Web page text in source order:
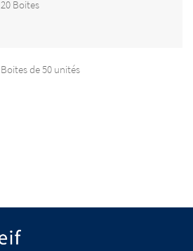
20 Boites
Boites de 50 unités